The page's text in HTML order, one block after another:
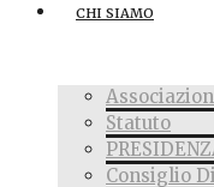
CHI SIAMO
Statuto
Consiglio